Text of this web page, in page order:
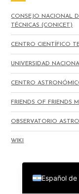
CONSEJO NACIONAL
TÉCNICAS (CONICET)
CENTRO CIENTÍFICO
UNIVERSIDAD
CENTRO
FRIENDS OF FRIENDS
OBSERVATORIO
WIKI
Español